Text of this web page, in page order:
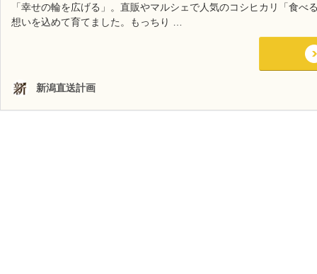
「幸せの輪を広げる」。直販やマルシェで人気のコシヒカリ「食
想いを込めて育てました。もっちり …
新潟直送計画